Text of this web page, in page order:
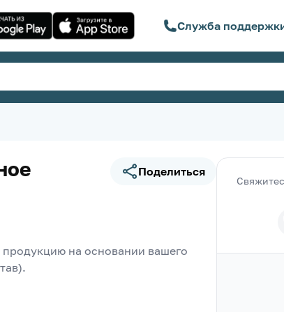
Служба
Поделиться
на основании вашего